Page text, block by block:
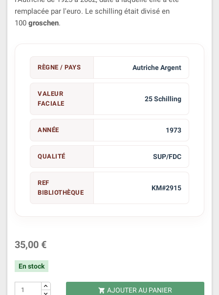
remplacée par l'euro. Le schilling était divisé en
100 groschen.
RÈGNE / PAYS Autriche Argent
VALEUR
FACIALE
25 Schilling
ANNÉE 1973
QUALITÉ SUP/FDC
REF
BIBLIOTHÈQUE
KM#2915
35,00 €
En stock
 AJOUTER AU PANIER